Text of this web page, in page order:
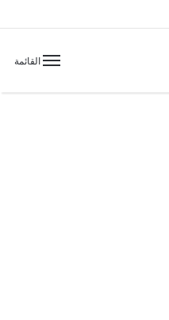
القائمة